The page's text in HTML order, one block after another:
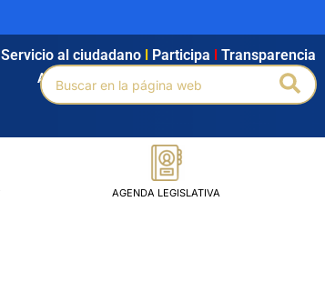
Agendamiento Intranet Búsqueda avanzada
Servicio al ciudadano Participa Transparencia
Buscar
por:
AGENDA LEGISLATIVA